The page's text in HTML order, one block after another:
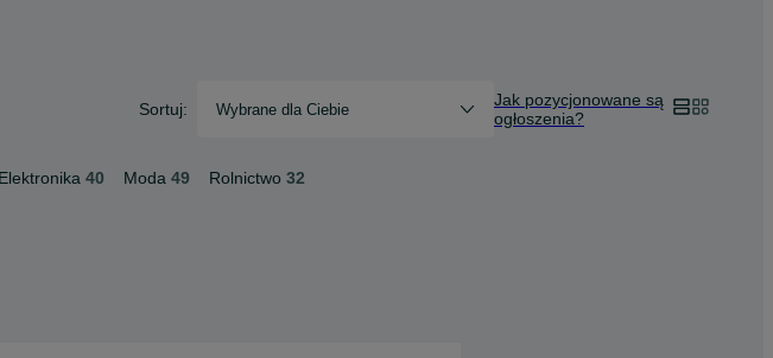
Sortuj: Wybrane dla Ciebie
Jak pozycjonowane są
ogłoszenia?
Elektronika 40 Moda 49 Rolnictwo 32